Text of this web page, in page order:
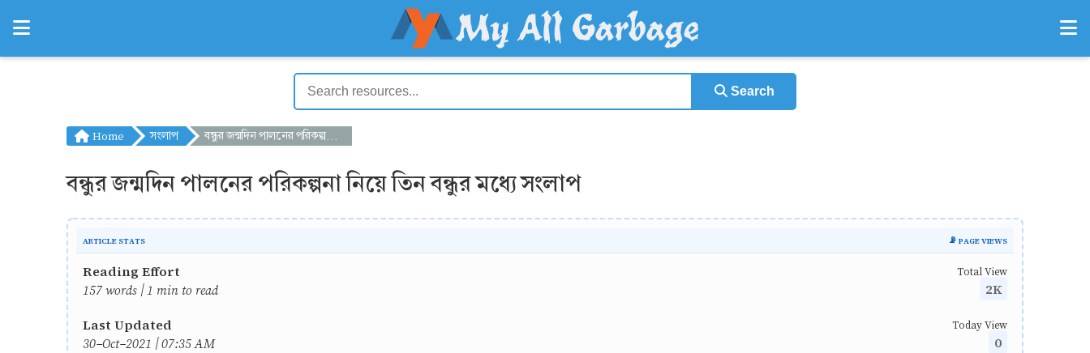
Search
Home সংলাপ বন্ধুর জন্মদিন পালনের পরিকল্পনা নিয়ে তিন বন্ধুর মধ্যে সংলাপ
বন্ধুর জন্মদিন পালনের পরিকল্পনা নিয়ে তিন বন্ধুর মধ্যে সংলাপ
ARTICLE STATS 📡 PAGE VIEWS
Reading Effort
157 words | 1 min to read
Total View
2K
Last Updated
30-Oct-2021 | 07:35 AM
Today View
0